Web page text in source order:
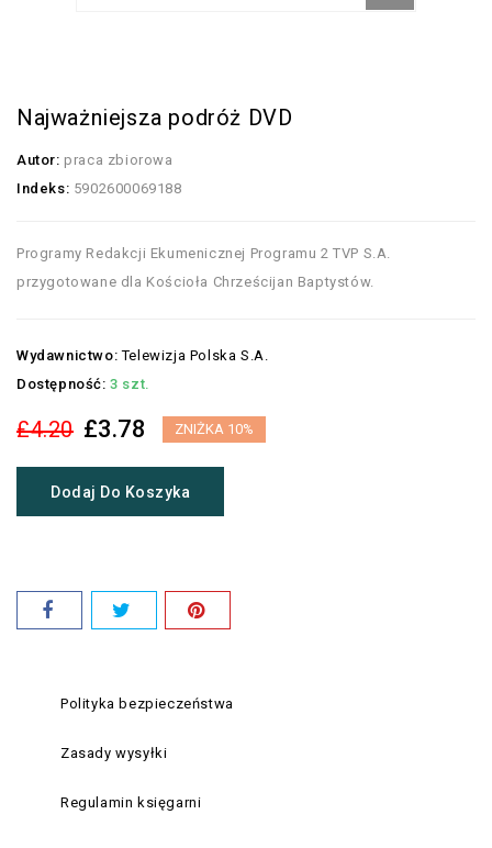
Najważniejsza podróż DVD
Autor: praca zbiorowa
Indeks: 5902600069188
Programy Redakcji Ekumenicznej Programu 2 TVP S.A.
przygotowane dla Kościoła Chrześcijan Baptystów.
Wydawnictwo: Telewizja Polska S.A.
Dostępność: 3 szt.
£4.20 £3.78 ZNIŻKA 10%
Dodaj Do Koszyka
Polityka bezpieczeństwa
Zasady wysyłki
Regulamin księgarni